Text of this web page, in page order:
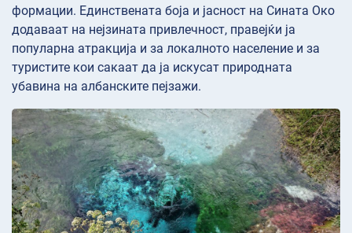
формации. Единствената боја и јасност на Сината Око
додаваат на нејзината привлечност, правејќи ја
популарна атракција и за локалното население и за
туристите кои сакаат да ја искусат природната
убавина на албанските пејзажи.